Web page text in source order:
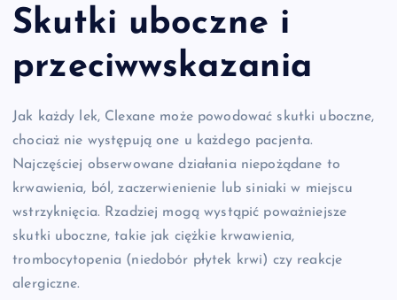
Skutki uboczne i
przeciwwskazania
Jak każdy lek, Clexane może powodować skutki uboczne,
chociaż nie występują one u każdego pacjenta.
Najczęściej obserwowane działania niepożądane to
krwawienia, ból, zaczerwienienie lub siniaki w miejscu
wstrzyknięcia. Rzadziej mogą wystąpić poważniejsze
skutki uboczne, takie jak ciężkie krwawienia,
trombocytopenia (niedobór płytek krwi) czy reakcje
alergiczne.